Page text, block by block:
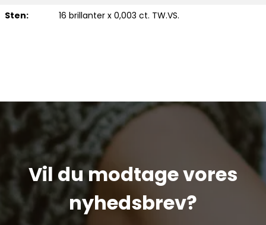
Sten: 16 brillanter x 0,003 ct. TW.VS.
Vil du modtage vores
nyhedsbrev?